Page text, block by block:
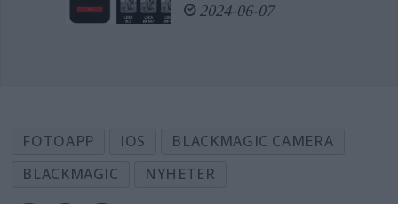
2024-06-07
FOTOAPP IOS
BLACKMAGIC CAMERA
BLACKMAGIC
NYHETER